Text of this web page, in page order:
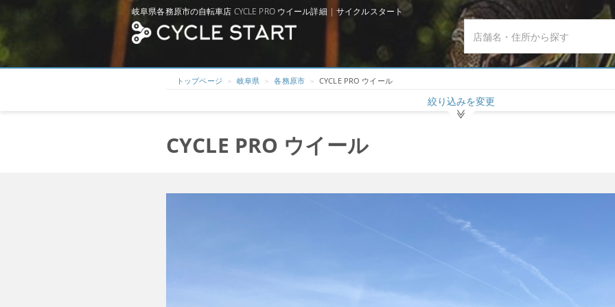
岐阜県各務原市の自転車店 CYCLE PRO ウイール詳細 | サイクルスタート
トップページ 岐阜県 各務原市 CYCLE PRO ウイール
絞り込みを変更
CYCLE PRO ウイール